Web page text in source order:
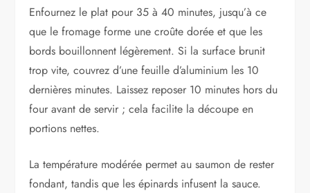
Enfournez le plat pour 35 à 40 minutes, jusqu’à ce
que le fromage forme une croûte dorée et que les
bords bouillonnent légèrement. Si la surface brunit
trop vite, couvrez d’une feuille d’aluminium les 10
dernières minutes. Laissez reposer 10 minutes hors du
four avant de servir ; cela facilite la découpe en
portions nettes.
La température modérée permet au saumon de rester
fondant, tandis que les épinards infusent la sauce.